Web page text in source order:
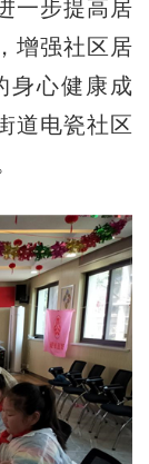
步提高居
增强社区居
身心健康成
道电瓷社区